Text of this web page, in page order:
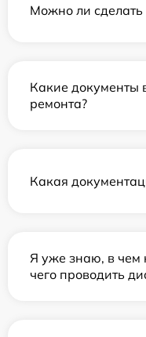
Можно ли сделать
Какие документы
ремонта?
Какая
Я уже знаю, в чем
чего проводить